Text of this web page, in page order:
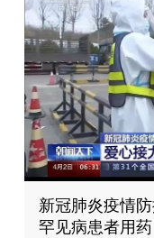
新冠肺炎疫情
罕见病患者用药